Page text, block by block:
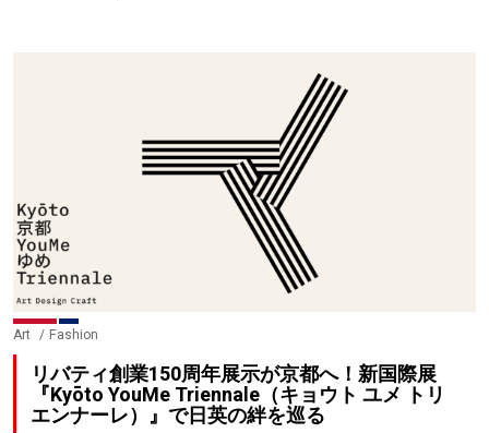
Art Fashion
リバティ創業150周年展示が京都へ！新国際展
『Kyōto YouMe Triennale（キョウト ユメ トリ
エンナーレ）』で日英の絆を巡る